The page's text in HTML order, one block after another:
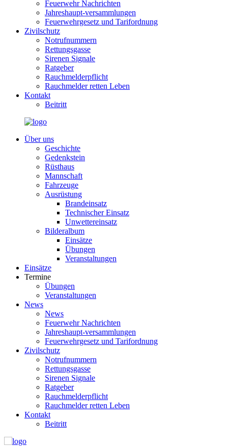
Feuerwehr Nachrichten
Jahreshaupt-versammlungen
Feuerwehrgesetz und Tarifordnung
Zivilschutz
Notrufnummern
Rettungsgasse
Sirenen Signale
Ratgeber
Rauchmelderpflicht
Rauchmelder retten Leben
Kontakt
Beitritt
Über uns
Geschichte
Gedenkstein
Rüsthaus
Mannschaft
Fahrzeuge
Ausrüstung
Brandeinsatz
Technischer Einsatz
Unwettereinsatz
Bilderalbum
Einsätze
Übungen
Veranstaltungen
Einsätze
Termine
Übungen
Veranstaltungen
News
News
Feuerwehr Nachrichten
Jahreshaupt-versammlungen
Feuerwehrgesetz und Tarifordnung
Zivilschutz
Notrufnummern
Rettungsgasse
Sirenen Signale
Ratgeber
Rauchmelderpflicht
Rauchmelder retten Leben
Kontakt
Beitritt